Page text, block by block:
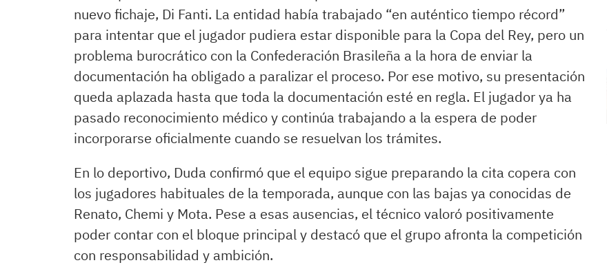
nuevo fichaje, Di Fanti. La entidad había trabajado “en auténtico tiempo récord”
para intentar que el jugador pudiera estar disponible para la Copa del Rey, pero un
problema burocrático con la Confederación Brasileña a la hora de enviar la
documentación ha obligado a paralizar el proceso. Por ese motivo, su presentación
queda aplazada hasta que toda la documentación esté en regla. El jugador ya ha
pasado reconocimiento médico y continúa trabajando a la espera de poder
incorporarse oficialmente cuando se resuelvan los trámites.
En lo deportivo, Duda confirmó que el equipo sigue preparando la cita copera con
los jugadores habituales de la temporada, aunque con las bajas ya conocidas de
Renato, Chemi y Mota. Pese a esas ausencias, el técnico valoró positivamente
poder contar con el bloque principal y destacó que el grupo afronta la competición
con responsabilidad y ambición.
mismo torneo que
dará a su campeón
en marzo y en el
que competirán un
total de 96 equipos.
El gran primer
objetivo de esta
competición será
llegar a la fase final